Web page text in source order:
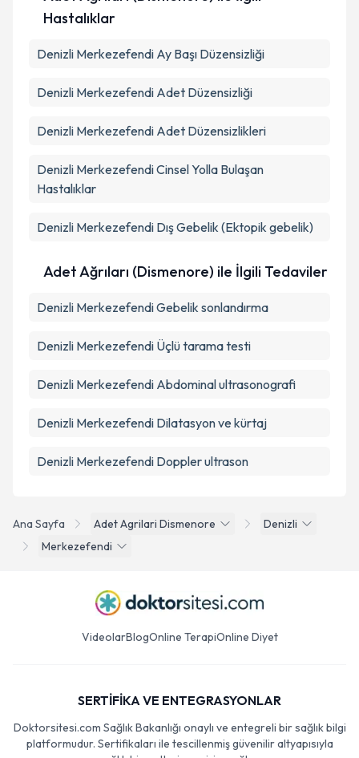
Ana Sayfa Adet Agrilari Dismenore
Denizli
Merkezefendi
Hastalıklar
Denizli Merkezefendi Ay Başı Düzensizliği
Denizli Merkezefendi Adet Düzensizliği
Denizli Merkezefendi Adet Düzensizlikleri
Denizli Merkezefendi Cinsel Yolla Bulaşan
Hastalıklar
Denizli Merkezefendi Dış Gebelik (Ektopik gebelik)
Adet Ağrıları (Dismenore) ile İlgili Tedaviler
Denizli Merkezefendi Gebelik sonlandırma
Denizli Merkezefendi Üçlü tarama testi
Denizli Merkezefendi Abdominal ultrasonografi
Denizli Merkezefendi Dilatasyon ve kürtaj
Denizli Merkezefendi Doppler ultrason
VideolarBlogOnline TerapiOnline Diyet
SERTİFİKA VE ENTEGRASYONLAR
Doktorsitesi.com Sağlık Bakanlığı onaylı ve entegreli bir sağlık bilgi
platformudur. Sertifikaları ile tescillenmiş güvenilir altyapısıyla